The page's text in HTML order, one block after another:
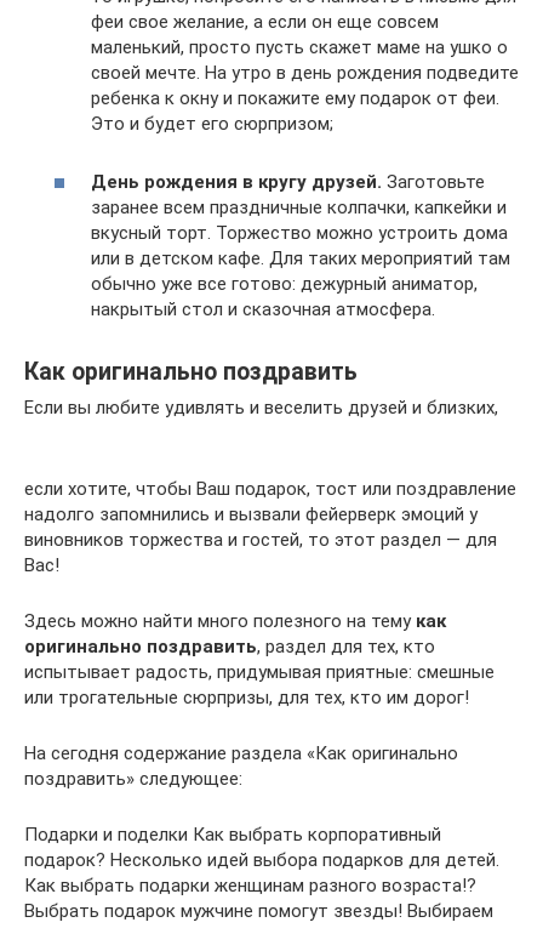
феи свое желание, а если он еще совсем
маленький, просто пусть скажет маме на ушко о
своей мечте. На утро в день рождения подведите
ребенка к окну и покажите ему подарок от феи.
Это и будет его сюрпризом;
День рождения в кругу друзей. Заготовьте
заранее всем праздничные колпачки, капкейки и
вкусный торт. Торжество можно устроить дома
или в детском кафе. Для таких мероприятий там
обычно уже все готово: дежурный аниматор,
накрытый стол и сказочная атмосфера.
Как оригинально поздравить
Если вы любите удивлять и веселить друзей и близких,
если хотите, чтобы Ваш подарок, тост или поздравление
надолго запомнились и вызвали фейерверк эмоций у
виновников торжества и гостей, то этот раздел — для
Вас!
Здесь можно найти много полезного на тему как
оригинально поздравить, раздел для тех, кто
испытывает радость, придумывая приятные: смешные
или трогательные сюрпризы, для тех, кто им дорог!
На сегодня содержание раздела «Как оригинально
поздравить» следующее:
Подарки и поделки Как выбрать корпоративный
подарок? Несколько идей выбора подарков для детей.
Как выбрать подарки женщинам разного возраста!?
Выбрать подарок мужчине помогут звезды! Выбираем